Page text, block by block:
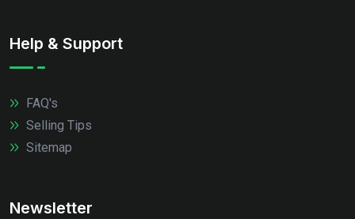
Help & Support
FAQ's
Selling Tips
Sitemap
Newsletter